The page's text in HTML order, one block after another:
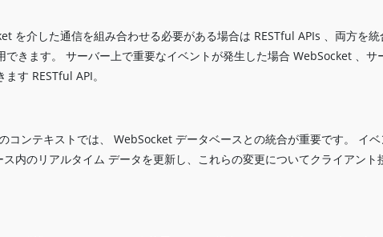
を介した通信を組み合わせる必要がある場合は RESTful APIs 、両方を統
できます。 サーバー上で重要なイベントが発生した場合 WebSocket 、サ
す RESTful API。
コンテキストでは、 WebSocket データベースとの統合が重要です。 イベ
内のリアルタイム データを更新し、これらの変更についてクライアント